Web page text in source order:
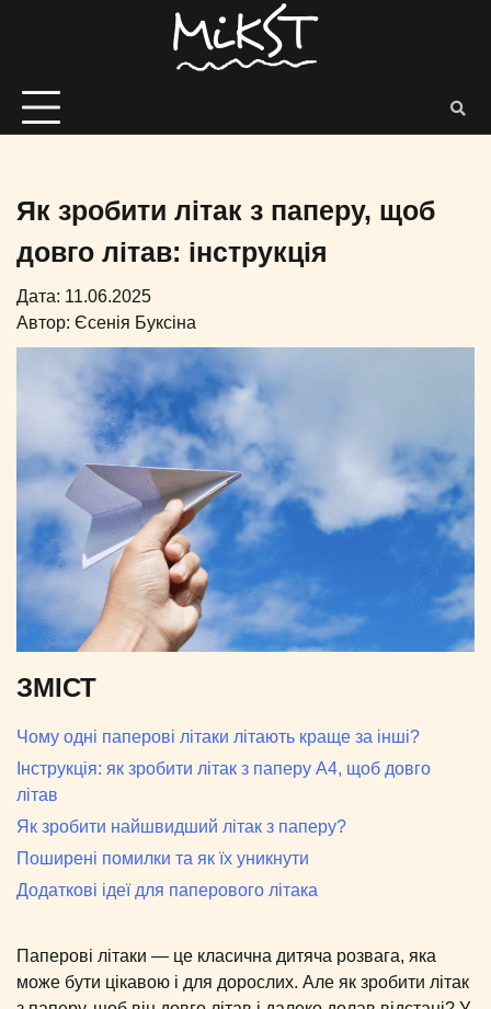
Як зробити літак з паперу, щоб
довго літав: інструкція
Дата: 11.06.2025
Автор: Єсенія Буксіна
ЗМІСТ
Чому одні паперові літаки літають краще за інші?
Інструкція: як зробити літак з паперу А4, щоб довго
літав
Як зробити найшвидший літак з паперу?
Поширені помилки та як їх уникнути
Додаткові ідеї для паперового літака
Паперові літаки — це класична дитяча розвага, яка
може бути цікавою і для дорослих. Але як зробити літак